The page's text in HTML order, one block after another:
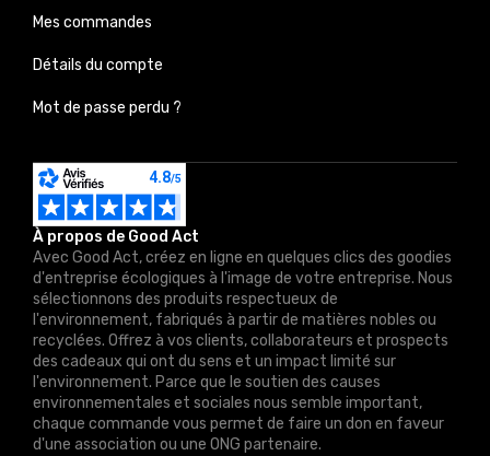
À propos de Good Act
Avec Good Act, créez en ligne en quelques clics des goodies
d'entreprise écologiques à l'image de votre entreprise. Nous
sélectionnons des produits respectueux de
l'environnement, fabriqués à partir de matières nobles ou
recyclées. Offrez à vos clients, collaborateurs et prospects
des cadeaux qui ont du sens et un impact limité sur
l'environnement. Parce que le soutien des causes
environnementales et sociales nous semble important,
chaque commande vous permet de faire un don en faveur
d'une association ou une ONG partenaire.
Mes commandes
Détails du compte
Mot de passe perdu ?